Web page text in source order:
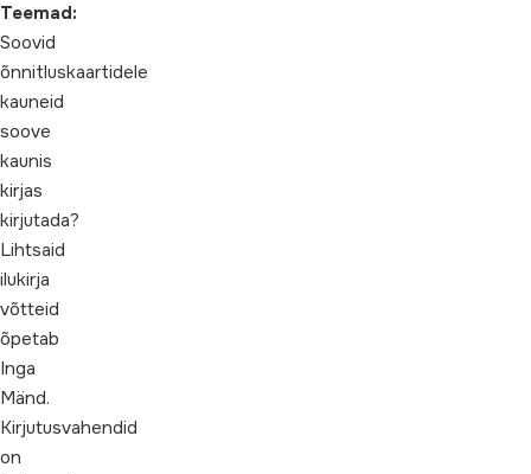
Teemad:
Soovid
õnnitluskaartidele
kauneid
soove
kaunis
kirjas
kirjutada?
Lihtsaid
ilukirja
võtteid
õpetab
Inga
Mänd.
Kirjutusvahendid
on